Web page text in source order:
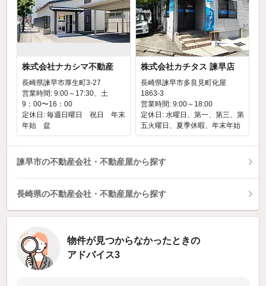
株式会社ナカシマ不動産
長崎県諫早市厚生町3-27
営業時間: 9:00～17:30、土
9：00〜16：00
定休日: 毎週日曜日 祝日 年末
年始 盆
株式会社カチタス 諫早店
長崎県諫早市多良見町化屋
1863-3
営業時間: 9:00～18:00
定休日: 水曜日、第一、第三、第
五火曜日、夏季休暇、年末年始
諫早市の不動産会社・不動産屋から探す
長崎県の不動産会社・不動産屋から探す
物件が見つからなかったときの
アドバイス3